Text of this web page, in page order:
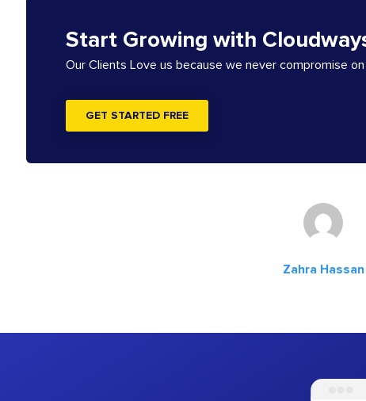
Start Growing with
Our Clients Love us because we never compromise
GET STARTED FREE
Zahra Hassan